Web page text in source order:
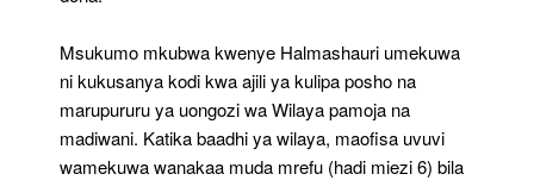
Msukumo mkubwa kwenye Halmashauri umekuwa
ni kukusanya kodi kwa ajili ya kulipa posho na
marupururu ya uongozi wa Wilaya pamoja na
madiwani. Katika baadhi ya wilaya, maofisa uvuvi
wamekuwa wanakaa muda mrefu (hadi miezi 6) bila